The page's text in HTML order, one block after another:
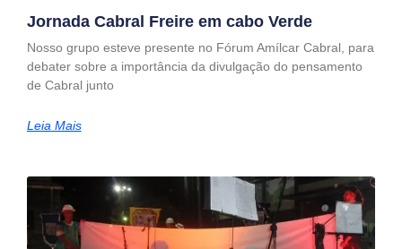
Jornada Cabral Freire em cabo Verde
Nosso grupo esteve presente no Fórum Amílcar Cabral, para
debater sobre a importância da divulgação do pensamento
de Cabral junto
Leia Mais